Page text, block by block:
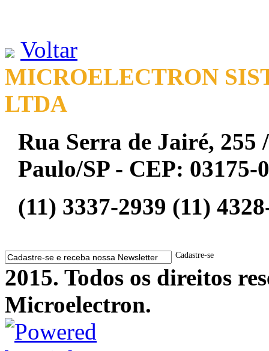
Voltar
MICROELECTRON
LTDA
Rua Serra de Jairé, 255
Paulo/SP - CEP: 03175-
(11) 3337-2939 (11)
Cadastre-se
2015. Todos os direitos
Microelectron.